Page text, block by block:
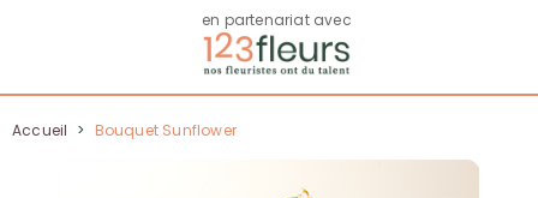
en partenariat avec
Accueil > Bouquet Sunflower